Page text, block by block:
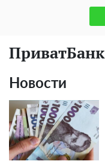
ПриватБанк
Новости